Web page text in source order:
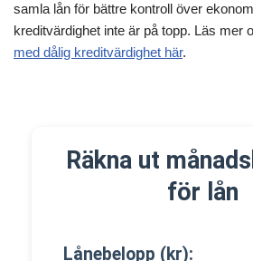
samla lån för bättre kontroll över
kreditvärdighet inte är på topp. Läs mer
med dålig kreditvärdighet här.
Räkna ut
för lån
Lånebelopp (kr):